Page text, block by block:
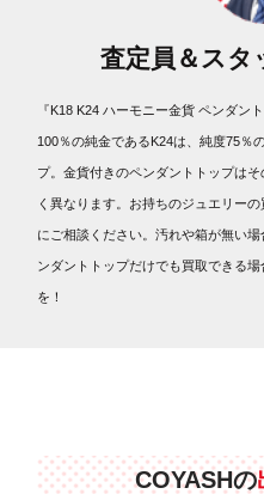
査定員＆ス
『K18 K24 ハーモニー金貨 ペンダン
100％の純金であるK24は、純度75％
プ。金貨付きのペンダントトップは
く異なります。お持ちのジュエリー
にご相談ください。汚れや箱が無い
ンダントトップだけでも買取できる
を！
COYASHの